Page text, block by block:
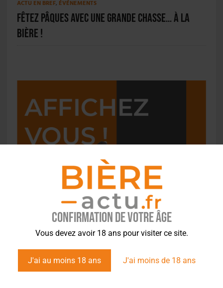
Confirmation de votre âge
Vous devez avoir 18 ans pour visiter ce site.
J'ai au moins 18 ans J'ai moins de 18 ans
ACTU EN BREF, ÉVÉNEMENTS
Fêtez Pâques avec une grande chasse… à la
bière !